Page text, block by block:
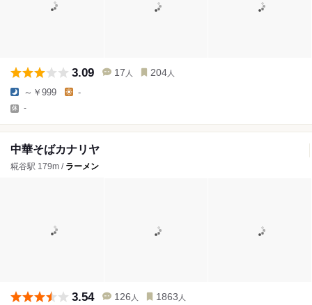
3.09 17 人 204 人
～￥999 -
-
中華そばカナリヤ
糀谷駅 179m / ラーメン
3.54 126 人 1863 人